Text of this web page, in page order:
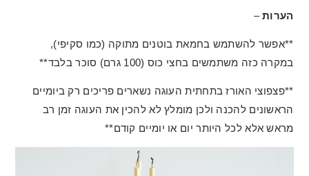
הערות–
**אפשר להשתמש בחמאת בוטנים מתוקה (כמו סקיפי),
במקרה כזה משתמשים בחצי כוס (100 גרם) סוכר בלבד**
**פצפוצי האורז בתחתית העוגה נשארים פריכים רק ביומיים
הראשונים להכנה ולכן מומלץ לא להכין את העוגה זמן רב
מראש אלא לכל היותר יום או יומיים קודם**